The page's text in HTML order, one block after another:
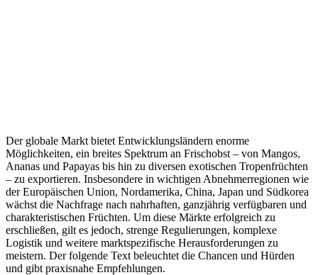
Der globale Markt bietet Entwicklungsländern enorme
Möglichkeiten, ein breites Spektrum an Frischobst – von Mangos,
Ananas und Papayas bis hin zu diversen exotischen Tropenfrüchten
– zu exportieren. Insbesondere in wichtigen Abnehmerregionen wie
der Europäischen Union, Nordamerika, China, Japan und Südkorea
wächst die Nachfrage nach nahrhaften, ganzjährig verfügbaren und
charakteristischen Früchten. Um diese Märkte erfolgreich zu
erschließen, gilt es jedoch, strenge Regulierungen, komplexe
Logistik und weitere marktspezifische Herausforderungen zu
meistern. Der folgende Text beleuchtet die Chancen und Hürden
und gibt praxisnahe Empfehlungen.